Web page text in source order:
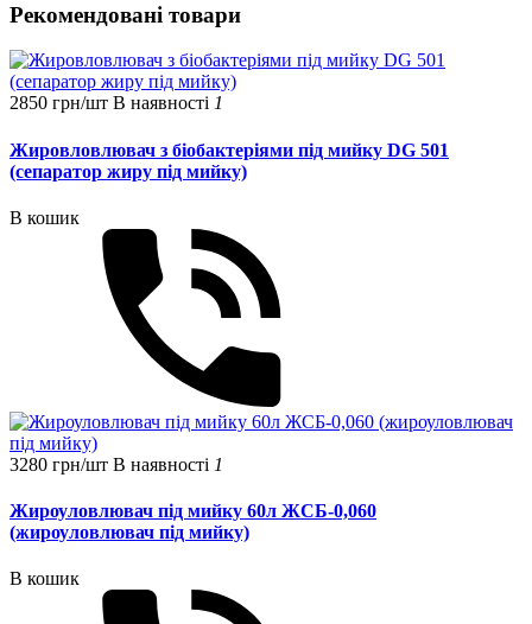
Рекомендовані товари
2850 грн/шт В наявності 1
Жировловлювач з біобактеріями під мийку DG 501
(сепаратор жиру під мийку)
В кошик
3280 грн/шт В наявності 1
Жироуловлювач під мийку 60л ЖСБ-0,060
(жироуловлювач під мийку)
В кошик